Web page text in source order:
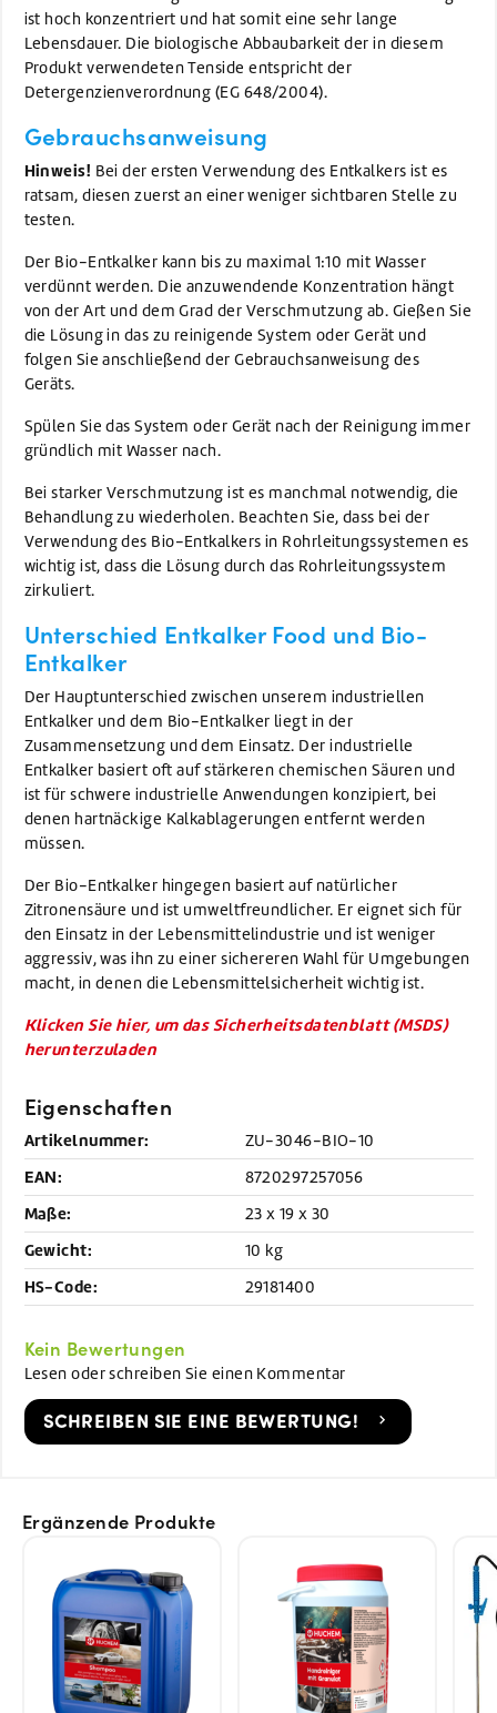
ist hoch konzentriert und hat somit eine sehr lange
Lebensdauer. Die biologische Abbaubarkeit der in diesem
Produkt verwendeten Tenside entspricht der
Detergenzienverordnung (EG 648/2004).
Gebrauchsanweisung
Hinweis! Bei der ersten Verwendung des Entkalkers ist es
ratsam, diesen zuerst an einer weniger sichtbaren Stelle zu
testen.
Der Bio-Entkalker kann bis zu maximal 1:10 mit Wasser
verdünnt werden. Die anzuwendende Konzentration hängt
von der Art und dem Grad der Verschmutzung ab. Gießen Sie
die Lösung in das zu reinigende System oder Gerät und
folgen Sie anschließend der Gebrauchsanweisung des
Geräts.
Spülen Sie das System oder Gerät nach der Reinigung immer
gründlich mit Wasser nach.
Bei starker Verschmutzung ist es manchmal notwendig, die
Behandlung zu wiederholen. Beachten Sie, dass bei der
Verwendung des Bio-Entkalkers in Rohrleitungssystemen es
wichtig ist, dass die Lösung durch das Rohrleitungssystem
zirkuliert.
Unterschied Entkalker Food und Bio-
Entkalker
Der Hauptunterschied zwischen unserem industriellen
Entkalker und dem Bio-Entkalker liegt in der
Zusammensetzung und dem Einsatz. Der industrielle
Entkalker basiert oft auf stärkeren chemischen Säuren und
ist für schwere industrielle Anwendungen konzipiert, bei
denen hartnäckige Kalkablagerungen entfernt werden
müssen.
Der Bio-Entkalker hingegen basiert auf natürlicher
Zitronensäure und ist umweltfreundlicher. Er eignet sich für
den Einsatz in der Lebensmittelindustrie und ist weniger
aggressiv, was ihn zu einer sichereren Wahl für Umgebungen
macht, in denen die Lebensmittelsicherheit wichtig ist.
Klicken Sie hier, um das Sicherheitsdatenblatt (MSDS)
herunterzuladen
Eigenschaften
Artikelnummer: ZU-3046-BIO-10
EAN: 8720297257056
Maße: 23 x 19 x 30
Gewicht: 10 kg
HS-Code: 29181400
Kein Bewertungen
Lesen oder schreiben Sie einen Kommentar
SCHREIBEN SIE EINE BEWERTUNG!
Ergänzende Produkte